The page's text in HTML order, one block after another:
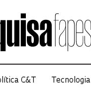
C&T Tecnologia